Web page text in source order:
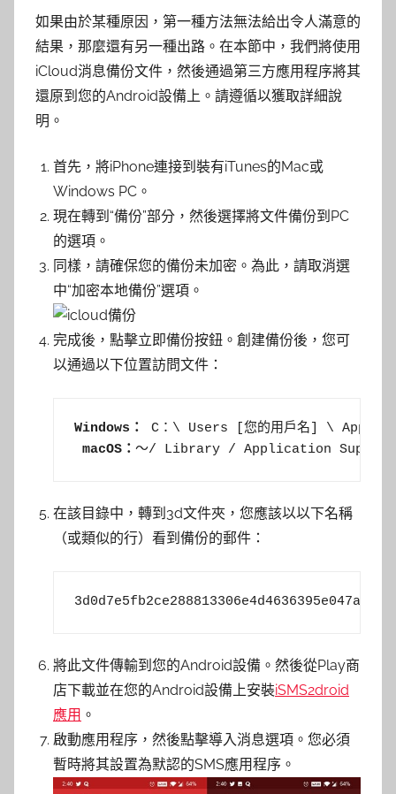
如果由於某種原因，第一種方法無法給出令人滿意的
結果，那麼還有另一種出路。在本節中，我們將使用
iCloud消息備份文件，然後通過第三方應用程序將其
還原到您的Android設備上。請遵循以獲取詳細說
明。
首先，將iPhone連接到裝有iTunes的Mac或
Windows PC。
現在轉到“備份”部分，然後選擇將文件備份到PC
的選項。
同樣，請確保您的備份未加密。為此，請取消選
中“加密本地備份”選項。
完成後，點擊立即備份按鈕。創建備份後，您可
以通過以下位置訪問文件：
Windows：
C：\ Users [您的用戶名] \
macOS： 〜/ Library / Application
在該目錄中，轉到3d文件夾，您應該以以下名稱
（或類似的行）看到備份的郵件：
3d0d7e5fb2ce288813306e4d4636395e047a3d28
將此文件傳輸到您的Android設備。然後從Play商
店下載並在您的Android設備上安裝iSMS2droid
應用 。
啟動應用程序，然後點擊導入消息選項。您必須
暫時將其設置為默認的SMS應用程序。